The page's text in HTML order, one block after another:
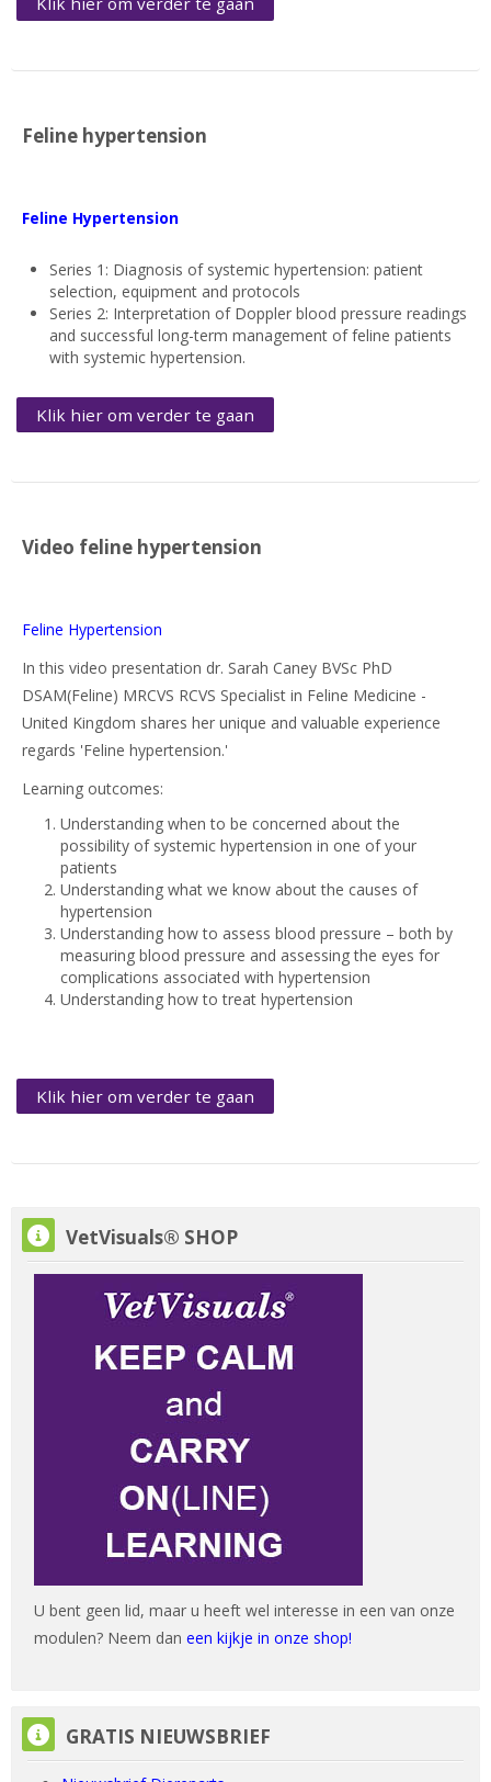
Feline hypertension
Feline Hypertension
Series 1: Diagnosis of systemic hypertension: patient
selection, equipment and protocols
Series 2: Interpretation of Doppler blood pressure readings
and successful long-term management of feline patients
with systemic hypertension.
Klik hier om verder te gaan
Video feline hypertension
Feline Hypertension
In this video presentation dr. Sarah Caney BVSc PhD
DSAM(Feline) MRCVS RCVS Specialist in Feline Medicine -
United Kingdom shares her unique and valuable experience
regards 'Feline hypertension.'
Learning outcomes:
Understanding when to be concerned about the
possibility of systemic hypertension in one of your
patients
Understanding what we know about the causes of
hypertension
Understanding how to assess blood pressure – both by
measuring blood pressure and assessing the eyes for
complications associated with hypertension
Understanding how to treat hypertension
Klik hier om verder te gaan
VetVisuals® SHOP overslaan
VetVisuals® SHOP
U bent geen lid, maar u heeft wel interesse in een van onze
modulen? Neem dan een kijkje in onze shop!
GRATIS NIEUWSBRIEF overslaan
GRATIS NIEUWSBRIEF